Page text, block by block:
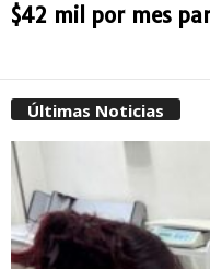
$42 mil por mes
Últimas Noticias